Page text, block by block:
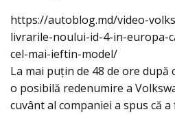
https://autoblog.md/video-
livrarile-noului-id-4-in-europa-
cel-mai-ieftin-model/
La mai puțin de 48 de ore
o posibilă redenumire a
cuvânt al companiei a spus că